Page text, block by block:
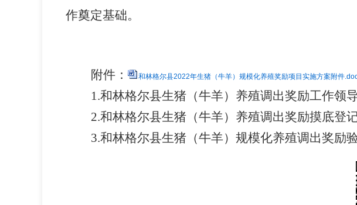
作奠定基础。
附件： 和林格尔县2022年生猪（牛羊）规模化养殖奖励项目实施方案附件
1.和林格尔县生猪（牛羊） 养殖调出奖励工作领
2.和林格尔县生猪（牛羊） 养殖调出奖励摸底登
3.和林格尔县生猪（牛羊） 规模化养殖调出奖励